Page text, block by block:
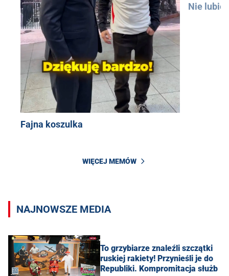
Fajna koszulka
Nie lubię
WIĘCEJ MEMÓW
NAJNOWSZE MEDIA
To grzybiarze znaleźli szczątki
ruskiej rakiety! Przynieśli je do
Republiki. Kompromitacja służb